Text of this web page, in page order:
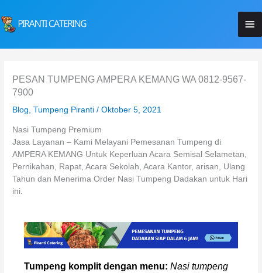
ke
konten
PESAN TUMPENG AMPERA KEMANG WA 0812-9567-
7900
Blog,Tumpeng Piranti /Oktober 5, 2021
Nasi Tumpeng Premium
Jasa Layanan – Kami Melayani Pemesanan Tumpeng di
AMPERA KEMANG Untuk Keperluan Acara Semisal Selametan,
Pernikahan, Rapat, Acara Sekolah, Acara Kantor, arisan, Ulang
Tahun dan Menerima Order Nasi Tumpeng Dadakan untuk Hari
ini.
Tumpeng komplit dengan menu: Nasi tumpeng